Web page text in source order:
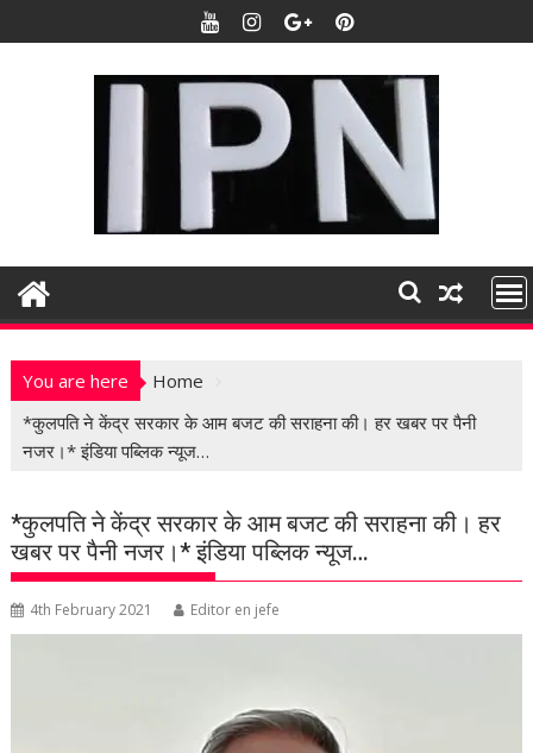
k
t
n
You are here
Home
*कुलपति ने केंद्र सरकार के आम बजट की सराहना की। हर खबर पर पैनी
नजर।* इंडिया पब्लिक न्यूज…
*कुलपति ने केंद्र सरकार के आम बजट की सराहना की। हर
खबर पर पैनी नजर।* इंडिया पब्लिक न्यूज…
4th February 2021 Editor en jefe